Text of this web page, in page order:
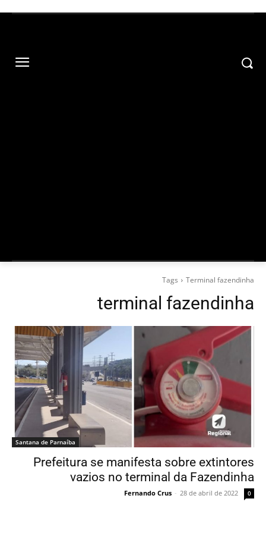
Tags Terminal fazendinha
terminal fazendinha
Santana de Parnaíba
Prefeitura se manifesta sobre extintores
vazios no terminal da Fazendinha
Fernando Crus - 28 de abril de 2022 0